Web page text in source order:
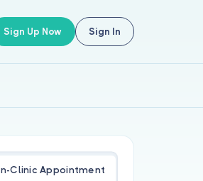
Sign Up Now Sign In
In-Clinic Appointment